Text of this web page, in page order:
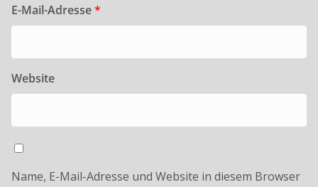
E-Mail-Adresse*
Website
Name, E-Mail-Adresse und Website in diesem Browser